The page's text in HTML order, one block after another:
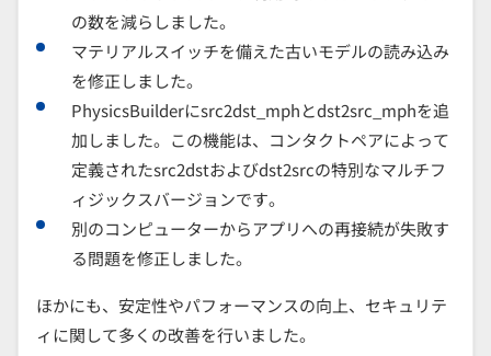
の数を減らしました。
マテリアルスイッチを備えた古いモデルの読み込み
を修正しました。
PhysicsBuilderにsrc2dst_mphとdst2src_mphを追
加しました。この機能は、コンタクトペアによって
定義されたsrc2dstおよびdst2srcの特別なマルチフ
ィジックスバージョンです。
別のコンピューターからアプリへの再接続が失敗す
る問題を修正しました。
ほかにも、安定性やパフォーマンスの向上、セキュリテ
ィに関して多くの改善を行いました。